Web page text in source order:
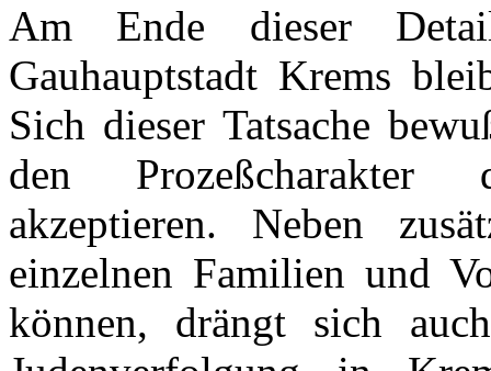
Am Ende dieser
Gauhauptstadt Krems
Sich dieser Tatsache
den Prozeßcharakter
akzeptieren. Neben
einzelnen Familien und
können, drängt sich